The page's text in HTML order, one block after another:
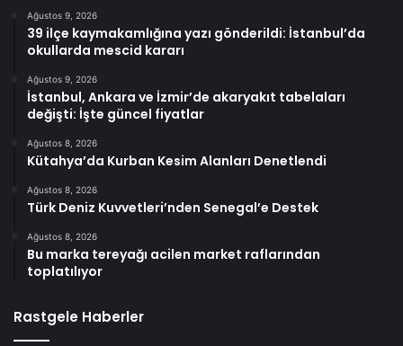
Ağustos 9, 2026
39 ilçe kaymakamlığına yazı gönderildi: İstanbul’da
okullarda mescid kararı
Ağustos 9, 2026
İstanbul, Ankara ve İzmir’de akaryakıt tabelaları
değişti: İşte güncel fiyatlar
Ağustos 8, 2026
Kütahya’da Kurban Kesim Alanları Denetlendi
Ağustos 8, 2026
Türk Deniz Kuvvetleri’nden Senegal’e Destek
Ağustos 8, 2026
Bu marka tereyağı acilen market raflarından
toplatılıyor
Rastgele Haberler